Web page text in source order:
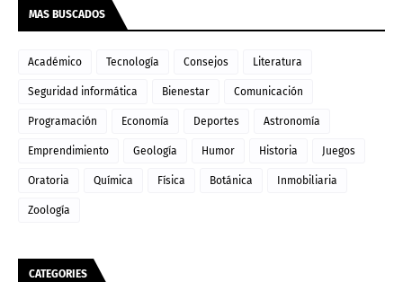
MAS BUSCADOS
Académico Tecnología Consejos Literatura
Seguridad informática Bienestar Comunicación
Programación Economía Deportes Astronomía
Emprendimiento Geología Humor Historia Juegos
Oratoria Química Física Botánica Inmobiliaria
Zoología
CATEGORIES